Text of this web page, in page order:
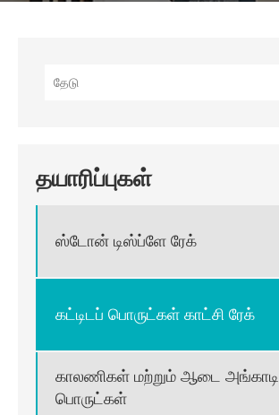
தயாரிப்புகள்
ஸ்டோன் டிஸ்ப்ளே ரேக்
கட்டிடப் பொருட்கள் காட்சி ரேக்
காலணிகள் மற்றும் ஆடை அங்காடி
பொருட்கள்